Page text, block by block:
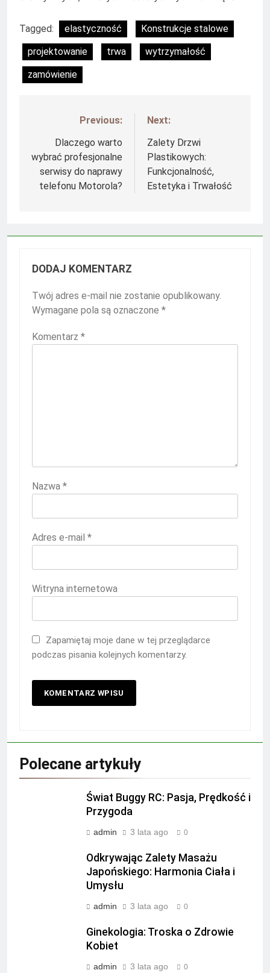
Tagged: elastyczność
Konstrukcje stalowe
projektowanie
trwa
wytrzymałość
zamówienie
Nawigacja
wpisu
Previous:
Dlaczego warto
wybrać profesjonalne
serwisy do naprawy
telefonu Motorola?
Next:
Zalety Drzwi
Plastikowych:
Funkcjonalność,
Estetyka i Trwałość
DODAJ KOMENTARZ
Twój adres e-mail nie zostanie opublikowany.
Wymagane pola są oznaczone *
Komentarz *
Nazwa *
Adres e-mail *
Witryna internetowa
Zapamiętaj moje dane w tej przeglądarce
podczas pisania kolejnych komentarzy.
Polecane artykuły
Świat Buggy RC: Pasja, Prędkość i
Przygoda
admin 3 lata ago 0
Odkrywając Zalety Masażu
Japońskiego: Harmonia Ciała i
Umysłu
admin 3 lata ago 0
Ginekologia: Troska o Zdrowie
Kobiet
admin 3 lata ago 0